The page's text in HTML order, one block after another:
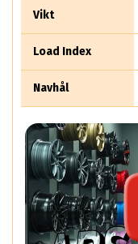
Vikt
Load Index
Navhål